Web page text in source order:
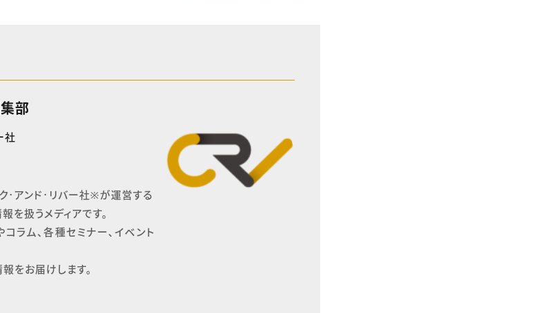
部
社
･アンド･リバー社※が運営する
を扱うメディアです。
ラム、各種セミナー、イベント
をお届けします。